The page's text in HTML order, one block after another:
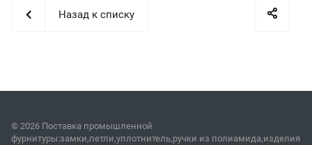
Назад к списку
© 2026 Поставка промышленной
фурнитуры:замки,петли,уплотнитель,ручки из полиамида,изделия